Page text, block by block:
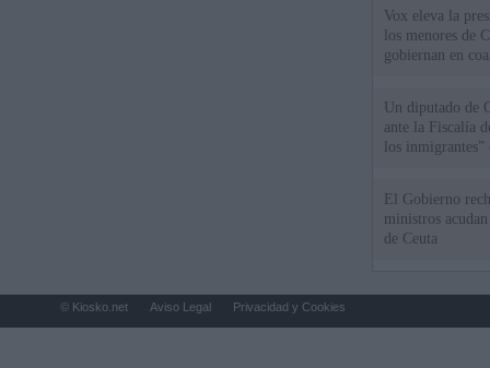
Vox eleva la
los menores de
gobiernan en
Un diputado de
ante la Fiscalía
los inmigrantes”
El Gobierno
ministros
de Ceuta
© Kiosko.net Aviso Legal Privacidad y Cookies